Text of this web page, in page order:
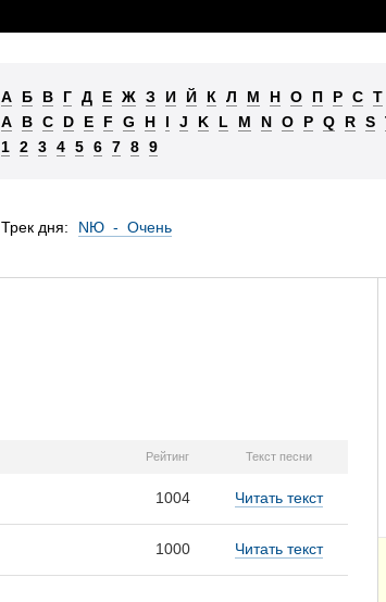
А Б В Г Д Е Ж З И Й К Л М Н О П Р С Т
A
B C D E F G H I J K L M N O P Q R S
1 2 3 4 5 6 7 8 9
Трек дня: NЮ - Очень
Рейтинг Текст песни
1004 Читать текст
1000 Читать текст